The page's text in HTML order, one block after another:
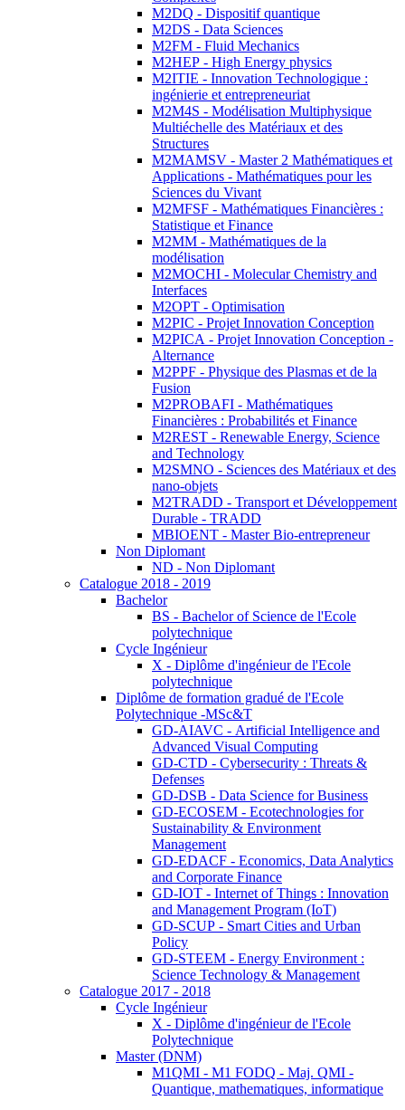
M2DQ - Dispositif quantique
M2DS - Data Sciences
M2FM - Fluid Mechanics
M2HEP - High Energy physics
M2ITIE - Innovation Technologique :
ingénierie et entrepreneuriat
M2M4S - Modélisation Multiphysique
Multiéchelle des Matériaux et des
Structures
M2MAMSV - Master 2 Mathématiques et
Applications - Mathématiques pour les
Sciences du Vivant
M2MFSF - Mathématiques Financières :
Statistique et Finance
M2MM - Mathématiques de la
modélisation
M2MOCHI - Molecular Chemistry and
Interfaces
M2OPT - Optimisation
M2PIC - Projet Innovation Conception
M2PICA - Projet Innovation Conception -
Alternance
M2PPF - Physique des Plasmas et de la
Fusion
M2PROBAFI - Mathématiques
Financières : Probabilités et Finance
M2REST - Renewable Energy, Science
and Technology
M2SMNO - Sciences des Matériaux et des
nano-objets
M2TRADD - Transport et Développement
Durable - TRADD
MBIOENT - Master Bio-entrepreneur
Non Diplomant
ND - Non Diplomant
Catalogue 2018 - 2019
Bachelor
BS - Bachelor of Science de l'Ecole
polytechnique
Cycle Ingénieur
X - Diplôme d'ingénieur de l'Ecole
polytechnique
Diplôme de formation gradué de l'Ecole
Polytechnique -MSc&T
GD-AIAVC - Artificial Intelligence and
Advanced Visual Computing
GD-CTD - Cybersecurity : Threats &
Defenses
GD-DSB - Data Science for Business
GD-ECOSEM - Ecotechnologies for
Sustainability & Environment
Management
GD-EDACF - Economics, Data Analytics
and Corporate Finance
GD-IOT - Internet of Things : Innovation
and Management Program (IoT)
GD-SCUP - Smart Cities and Urban
Policy
GD-STEEM - Energy Environment :
Science Technology & Management
Catalogue 2017 - 2018
Cycle Ingénieur
X - Diplôme d'ingénieur de l'Ecole
Polytechnique
Master (DNM)
M1QMI - M1 FODQ - Maj. QMI -
Quantique, mathematiques, informatique